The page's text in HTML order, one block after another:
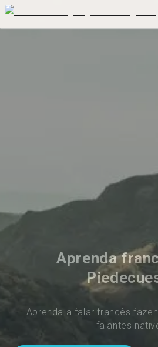
Aprenda
Aprenda a falar francês
falantes